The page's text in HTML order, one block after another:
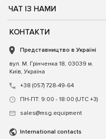
ЧАТ ІЗ НАМИ
КОНТАКТИ
Представництво в Україні
вул. М. Грінченка 18, 03039 м.
Київ, Україна
+38 (057) 728-49-64
ПН-ПТ: 9:00 - 18:00 (UTC +3)
sales@msg.equipment
International contacts